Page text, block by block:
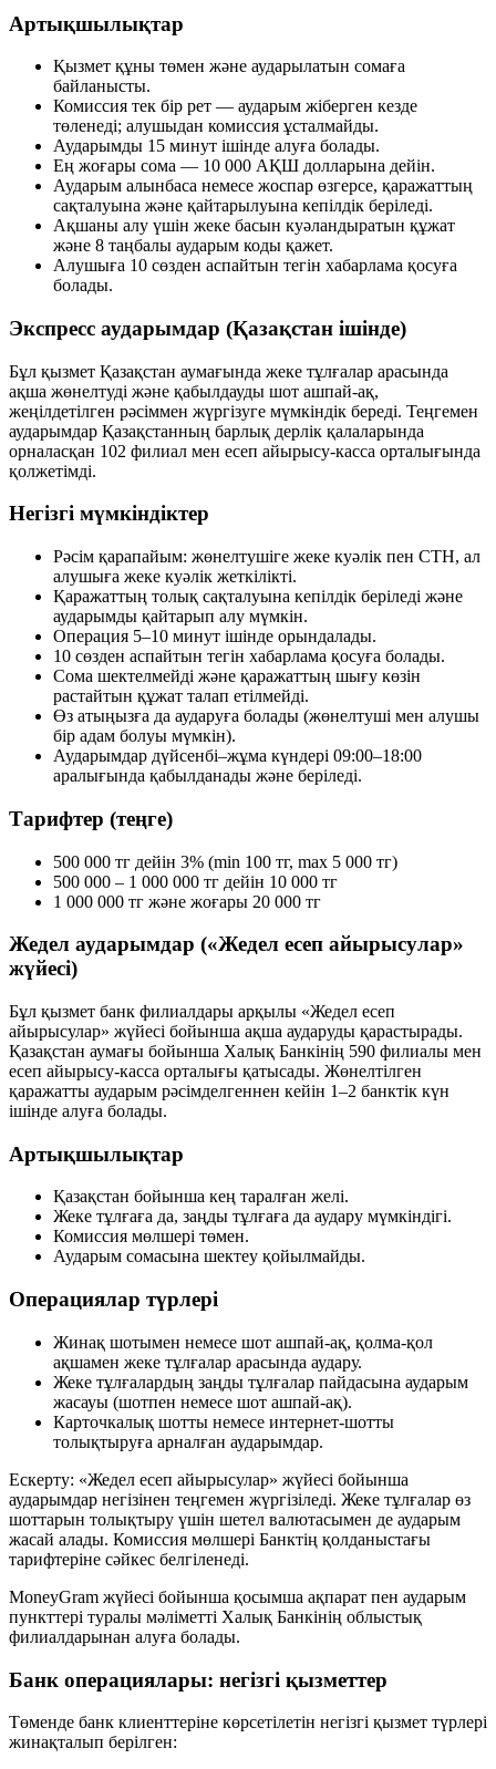
Артықшылықтар
Қызмет құны төмен және аударылатын сомаға
байланысты.
Комиссия тек бір рет — аударым жіберген кезде
төленеді; алушыдан комиссия ұсталмайды.
Аударымды 15 минут ішінде алуға болады.
Ең жоғары сома — 10 000 АҚШ долларына дейін.
Аударым алынбаса немесе жоспар өзгерсе, қаражаттың
сақталуына және қайтарылуына кепілдік беріледі.
Ақшаны алу үшін жеке басын куәландыратын құжат
және 8 таңбалы аударым коды қажет.
Алушыға 10 сөзден аспайтын тегін хабарлама қосуға
болады.
Экспресс аударымдар (Қазақстан ішінде)
Бұл қызмет Қазақстан аумағында жеке тұлғалар арасында
ақша жөнелтуді және қабылдауды шот ашпай-ақ,
жеңілдетілген рәсіммен жүргізуге мүмкіндік береді. Теңгемен
аударымдар Қазақстанның барлық дерлік қалаларында
орналасқан 102 филиал мен есеп айырысу-касса орталығында
қолжетімді.
Негізгі мүмкіндіктер
Рәсім қарапайым: жөнелтушіге жеке куәлік пен СТН, ал
алушыға жеке куәлік жеткілікті.
Қаражаттың толық сақталуына кепілдік беріледі және
аударымды қайтарып алу мүмкін.
Операция 5–10 минут ішінде орындалады.
10 сөзден аспайтын тегін хабарлама қосуға болады.
Сома шектелмейді және қаражаттың шығу көзін
растайтын құжат талап етілмейді.
Өз атыңызға да аударуға болады (жөнелтуші мен алушы
бір адам болуы мүмкін).
Аударымдар дүйсенбі–жұма күндері 09:00–18:00
аралығында қабылданады және беріледі.
Тарифтер (теңге)
500 000 тг дейін 3% (min 100 тг, max 5 000 тг)
500 000 – 1 000 000 тг дейін 10 000 тг
1 000 000 тг және жоғары 20 000 тг
Жедел аударымдар («Жедел есеп айырысулар»
жүйесі)
Бұл қызмет банк филиалдары арқылы «Жедел есеп
айырысулар» жүйесі бойынша ақша аударуды қарастырады.
Қазақстан аумағы бойынша Халық Банкінің 590 филиалы мен
есеп айырысу-касса орталығы қатысады. Жөнелтілген
қаражатты аударым рәсімделгеннен кейін 1–2 банктік күн
ішінде алуға болады.
Артықшылықтар
Қазақстан бойынша кең таралған желі.
Жеке тұлғаға да, заңды тұлғаға да аудару мүмкіндігі.
Комиссия мөлшері төмен.
Аударым сомасына шектеу қойылмайды.
Операциялар түрлері
Жинақ шотымен немесе шот ашпай-ақ, қолма-қол
ақшамен жеке тұлғалар арасында аудару.
Жеке тұлғалардың заңды тұлғалар пайдасына аударым
жасауы (шотпен немесе шот ашпай-ақ).
Карточкалық шотты немесе интернет-шотты
толықтыруға арналған аударымдар.
Ескерту: «Жедел есеп айырысулар» жүйесі бойынша
аударымдар негізінен теңгемен жүргізіледі. Жеке тұлғалар өз
шоттарын толықтыру үшін шетел валютасымен де аударым
жасай алады. Комиссия мөлшері Банктің қолданыстағы
тарифтеріне сәйкес белгіленеді.
MoneyGram жүйесі бойынша қосымша ақпарат пен аударым
пункттері туралы мәліметті Халық Банкінің облыстық
филиалдарынан алуға болады.
Банк операциялары: негізгі қызметтер
Төменде банк клиенттеріне көрсетілетін негізгі қызмет түрлері
жинақталып берілген: